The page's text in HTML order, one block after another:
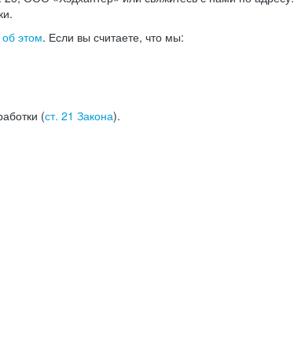
этом. Если вы считаете, что мы:
(ст. 21 Закона).